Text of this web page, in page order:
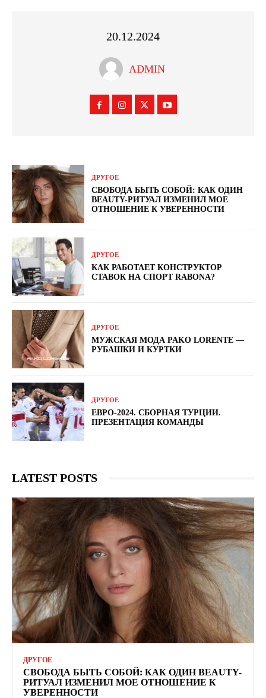
20.12.2024
ADMIN
ДРУГОЕ
СВОБОДА БЫТЬ СОБОЙ: КАК ОДИН
BEAUTY-РИТУАЛ ИЗМЕНИЛ МОЕ
ОТНОШЕНИЕ К УВЕРЕННОСТИ
ДРУГОЕ
КАК РАБОТАЕТ КОНСТРУКТОР
СТАВОК НА СПОРТ RABONA?
ДРУГОЕ
МУЖСКАЯ МОДА PAKO LORENTE —
РУБАШКИ И КУРТКИ
ДРУГОЕ
ЕВРО-2024. СБОРНАЯ ТУРЦИИ.
ПРЕЗЕНТАЦИЯ КОМАНДЫ
LATEST POSTS
ДРУГОЕ
СВОБОДА БЫТЬ СОБОЙ: КАК ОДИН BEAUTY-
РИТУАЛ ИЗМЕНИЛ МОЕ ОТНОШЕНИЕ К
УВЕРЕННОСТИ